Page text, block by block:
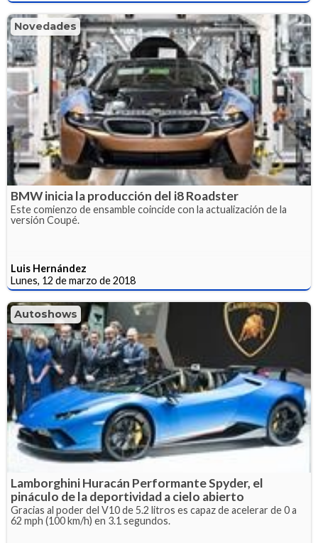
Novedades
BMW inicia la producción del i8 Roadster
Este comienzo de ensamble coincide con la actualización de la
versión Coupé.
Luis Hernández
Lunes, 12 de marzo de 2018
Autoshows
Lamborghini Huracán Performante Spyder, el
pináculo de la deportividad a cielo abierto
Gracias al poder del V10 de 5.2 litros es capaz de acelerar de 0 a
62 mph (100 km/h) en 3.1 segundos.